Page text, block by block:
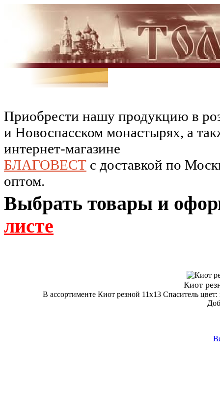
Приобрести нашу продукцию в
и Новоспасском монастырях, а
интернет-магазине
БЛАГОВЕСТ c доставкой по
оптом.
Выбрать товары и
листе
Киот
В ассортименте Киот резной 11х13 Спаситель